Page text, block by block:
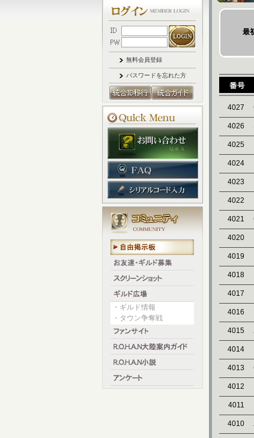
無料会員登録
パスワードを忘れた方
・ギルド情報
・タウン争奪戦
最
4027
4026
4025
4024
4023
4022
4021
4020
4019
4018
4017
4016
4015
4014
4013
4012
4011
4010